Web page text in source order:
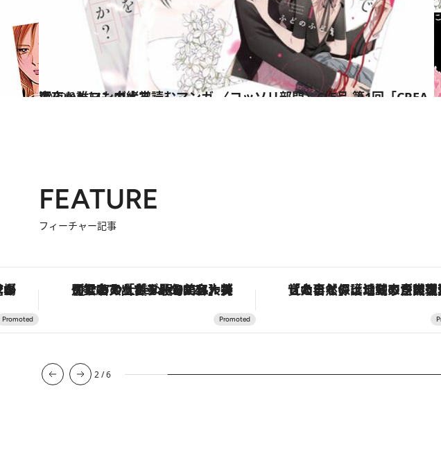
2022.10.24
深夜、誰にも内緒で読むマンガ 〈コッソリ部門〉6作品 第1回「CREA夜ふかしマンガ大賞」
カルチャー
FEATURE
フィーチャー記事
【銀座で出合う最旬美容】美髪ケアや上質な眠り…セルフケアのアップデートから、特別な名入れギフトまで。大人のための「ReFa GINZA」クルーズ 「大事なのは地域の意識を変えること」。ロレックス賞受賞の自然保護活動家が実現させたナイジェリアの自然環境の復活
3/6